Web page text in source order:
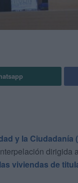
y la Ciudadanía
dirigida
viviendas de